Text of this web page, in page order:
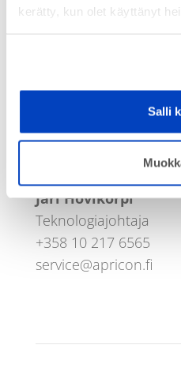
kerätty, kun olet käyttänyt
Salli
Jari Hovikorpi
Teknologiajohtaja
+358 10 217 6565
service@apricon.fi